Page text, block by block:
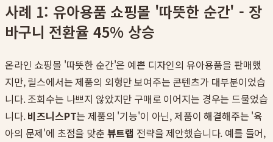
사례 1: 유아용품 쇼핑몰 '따뜻한 순간' - 장
바구니 전환율 45% 상승
온라인 쇼핑몰 '따뜻한 순간'은 예쁜 디자인의 유아용품을 판매했
지만, 릴스에서는 제품의 외형만 보여주는 콘텐츠가 대부분이었습
니다. 조회수는 나쁘지 않았지만 구매로 이어지는 경우는 드물었습
니다.비즈니스PT는 제품의 '기능'이 아닌, 제품이 해결해주는 '육
아의 문제'에 초점을 맞춘 뷰트랩 전략을 제안했습니다. 예를 들어,